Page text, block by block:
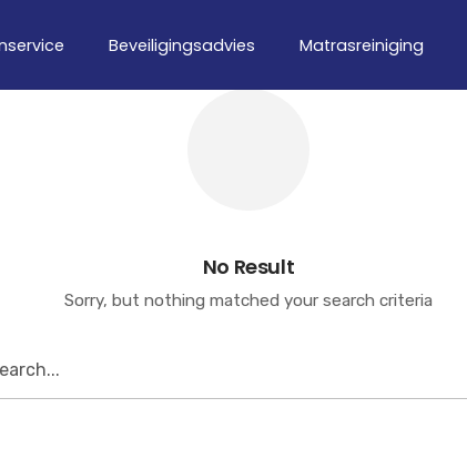
Beveiligingsadvies Matrasreiniging
No Result
Sorry, but nothing matched your search criteria